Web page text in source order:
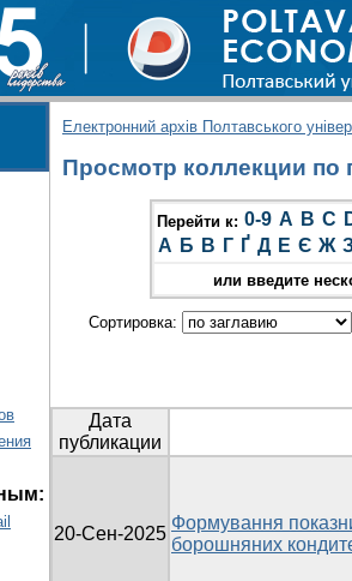
Електронний архів Полтавського
Просмотр коллекции по
Перейти к: 0-9 A B C
А Б В Г Ґ Д Е Є Ж
или введите
Сортировка:
Дата
публикации
20-Сен-2025
Формування
борошняних